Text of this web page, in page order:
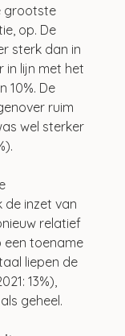
grootste
op. De
sterk dan in
in lijn met het
10%. De
ruim
wel sterker
de inzet van
relatief
een toename
liepen de
13%),
geheel.